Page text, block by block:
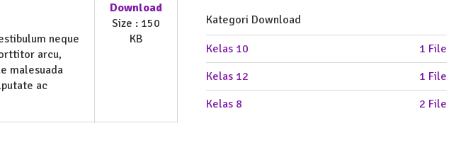
neque
arcu,
malesuada
ac
Download
Size : 150
KB
Kategori Download
Kelas 10
1 File
Kelas 12
1 File
Kelas 8
2 File